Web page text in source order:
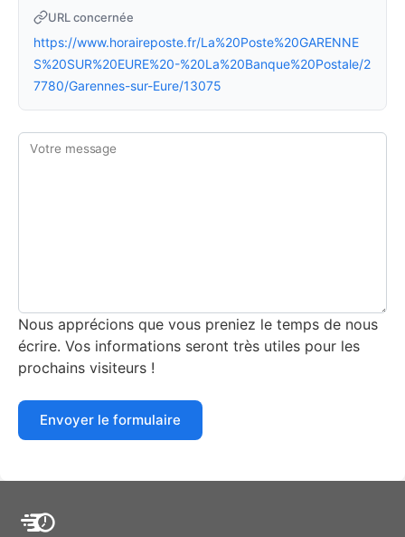
URL concernée
https://www.horaireposte.fr/La%20Poste%20GARENNE
S%20SUR%20EURE%20-%20La%20Banque%20Postale/2
7780/Garennes-sur-Eure/13075
Votre message
Nous apprécions que vous preniez le temps de nous
écrire. Vos informations seront très utiles pour les
prochains visiteurs !
Envoyer le formulaire